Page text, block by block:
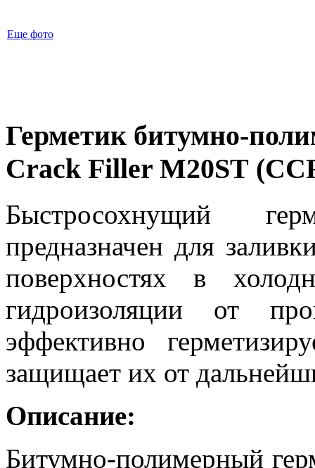
Еще фото
Герметик битумно-
Crack Filler M20SТ
Быстросохнущий
предназначен для
поверхностях в
гидроизоляции от
эффективно
защищает их от
Описание:
Битумно-полимерный